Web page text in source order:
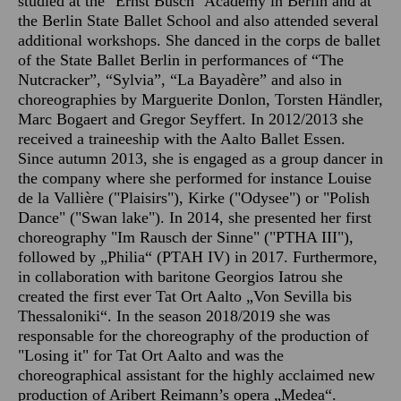
the Berlin State Ballet School and also attended several
additional workshops. She danced in the corps de ballet
of the State Ballet Berlin in performances of “The
Nutcracker”, “Sylvia”, “La Bayadère” and also in
choreographies by Marguerite Donlon, Torsten Händler,
Marc Bogaert and Gregor Seyffert. In 2012/2013 she
received a traineeship with the Aalto Ballet Essen.
Since autumn 2013, she is engaged as a group dancer in
the company where she performed for instance Louise
de la Vallière ("Plaisirs"), Kirke ("Odysee") or "Polish
Dance" ("Swan lake"). In 2014, she presented her first
choreography "Im Rausch der Sinne" ("PTHA III"),
followed by „Philia“ (PTAH IV) in 2017. Furthermore,
in collaboration with baritone Georgios Iatrou she
created the first ever Tat Ort Aalto „Von Sevilla bis
Thessaloniki“. In the season 2018/2019 she was
responsable for the choreography of the production of
"Losing it" for Tat Ort Aalto and was the
choreographical assistant for the highly acclaimed new
production of Aribert Reimann’s opera „Medea“.